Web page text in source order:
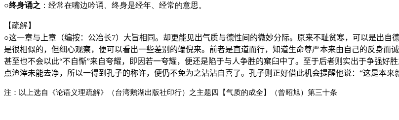
○终身诵之 ：经常在嘴边吟诵、终身是经年、经常的意思。
【疏解】
○这一章与上章（编按：公冶长7）大旨相同。却更能见出气质与德性间的微妙分际。原来不耻贫寒，可以是出
是很相似的，但细心观察，便可以看出一些差别的端倪来。前者是直道而行，知道生命尊严本来由自己的反身而
甚至也不会以此“不自惭”来自夸耀，即因若一夸耀，便还是陷于与人争胜的窠臼中了。至于后者则实出于争强好
点渣滓未能去净，所以一得到孔子的称许，便仍不免为之沾沾自喜了。孔子则正好借此机会提醒他说：“这是本
注：以上选自《论语义理疏解》（台湾鹅湖出版社印行）之主题四【气质的成全】（曾昭旭）第三十条